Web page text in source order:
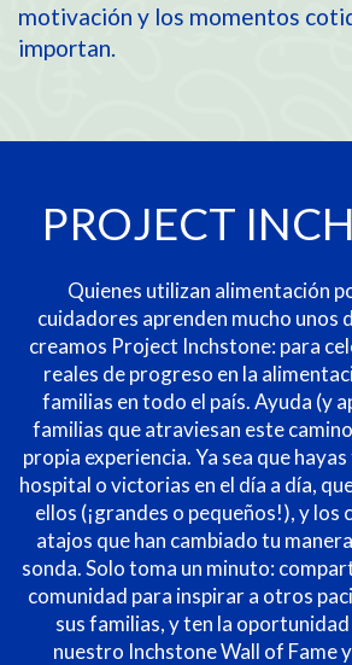
motivación y los momentos
importan.
PROJECT
Quienes utilizan alimentación
cuidadores aprenden mucho unos
creamos Project Inchstone: para
reales de progreso en la
familias en todo el país. Ayuda (y
familias que atraviesan este
propia experiencia. Ya sea que
hospital o victorias en el día a día,
ellos (¡grandes o pequeños!), y los
atajos que han cambiado tu
sonda. Solo toma un minuto:
comunidad para inspirar a otros
sus familias, y ten la
nuestro Inchstone Wall of Fame